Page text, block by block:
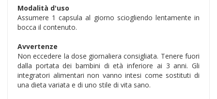
Modalità d'uso
Assumere 1 capsula al giorno sciogliendo lentamente in
bocca il contenuto.
Avvertenze
Non eccedere la dose giornaliera consigliata. Tenere fuori
dalla portata dei bambini di età inferiore ai 3 anni. Gli
integratori alimentari non vanno intesi come sostituti di
una dieta variata e di uno stile di vita sano.